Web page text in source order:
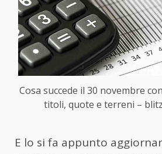
Cosa succede il 30 novembre
titoli, quote e terreni –
E lo si fa appunto